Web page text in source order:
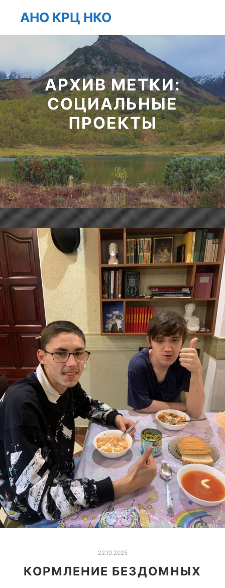
АНО КРЦ НКО
АРХИВ МЕТКИ:
СОЦИАЛЬНЫЕ
ПРОЕКТЫ
22.10.2025
КОРМЛЕНИЕ БЕЗДОМНЫХ